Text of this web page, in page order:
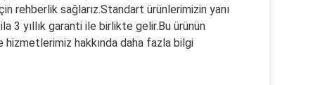
rehberlik sağlarız.Standart ürünlerimizin yanı
3 yıllık garanti ile birlikte gelir.Bu ürünün
hakkında daha fazla bilgi